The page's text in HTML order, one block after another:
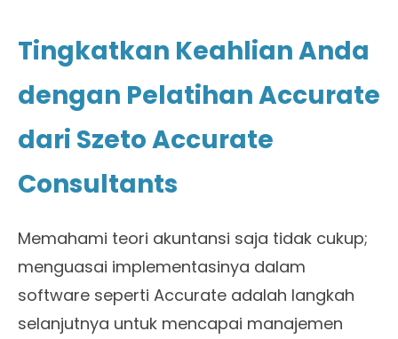
Tingkatkan Keahlian Anda
dengan Pelatihan Accurate
dari Szeto Accurate
Consultants
Memahami teori akuntansi saja tidak cukup;
menguasai implementasinya dalam
software seperti Accurate adalah langkah
selanjutnya untuk mencapai manajemen